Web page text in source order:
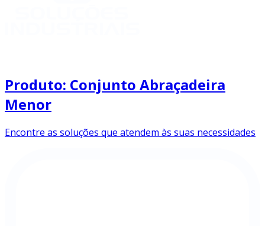
Produto: Conjunto Abraçadeira
Menor
Encontre as soluções que atendem às suas necessidades